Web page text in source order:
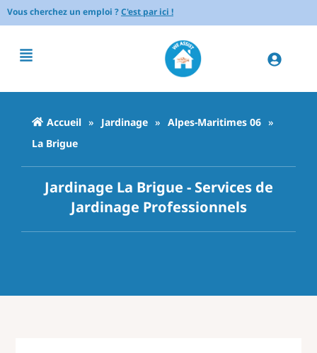
Vous cherchez un emploi ?C'est par ici !
Accueil » Jardinage » Alpes-Maritimes 06 »
La Brigue
Jardinage La Brigue - Services de
Jardinage Professionnels